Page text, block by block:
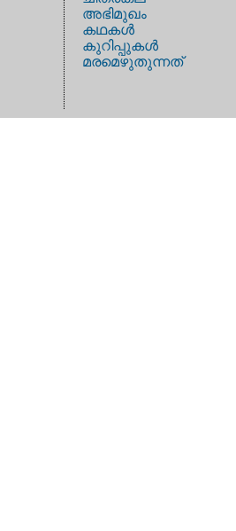
അഭിമുഖം
കഥകള്‍
കുറിപ്പുകള്‍
മരമെഴുതുന്നത്